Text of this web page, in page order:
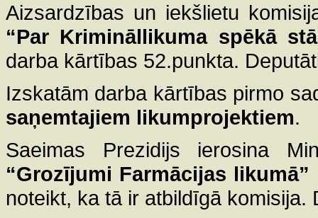
Aizsardzības un iekšlietu
“Par Krimināllikuma spēkā
darba kārtības 52.punkta.
Izskatām darba kārtības pirmo
saņemtajiem likumprojektiem.
Saeimas Prezidijs ierosina
“Grozījumi Farmācijas likumā”
noteikt, ka tā ir atbildīgā komisija.